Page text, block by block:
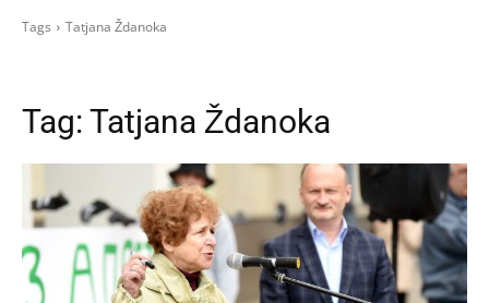
Tags Tatjana Ždanoka
Tag: Tatjana Ždanoka